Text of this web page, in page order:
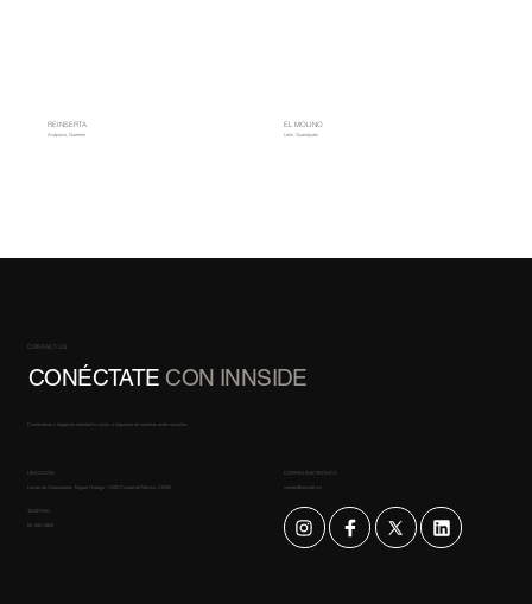
REINSERTA
Acapulco, Guerrero
EL MOLINO
León, Guanajuato
CONTACT US
CONÉCTATE CON INNSIDE
Contáctanos y hagamos realidad tu visión, o síguenos en nuestras redes sociales:
UBICACIÓN
Lomas de Chapultepec, Miguel Hidalgo, 11000 Ciudad de México, CDMX
CORREO ELECTRÓNICO
ventas@innside.mx
TELÉFONO
55 1561 4842